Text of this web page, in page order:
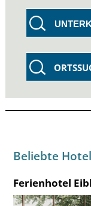
Beliebte
Ferienhotel